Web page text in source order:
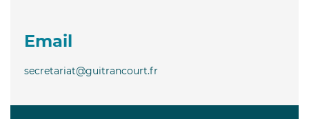
Email
secretariat@guitrancourt.fr